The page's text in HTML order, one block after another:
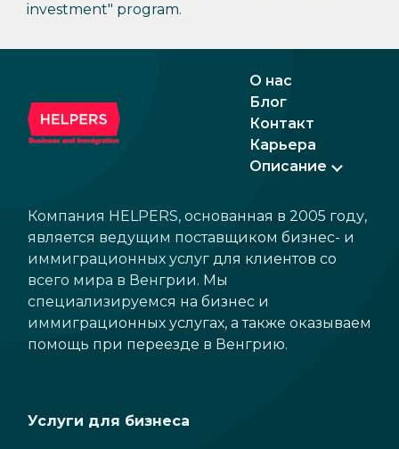
investment" program.
О нас
Блог
Контакт
Карьера
Описание
Компания HELPERS, основанная в 2005 году,
является ведущим поставщиком бизнес- и
иммиграционных услуг для клиентов со
всего мира в Венгрии. Мы
специализируемся на бизнес и
иммиграционных услугах, а также оказываем
помощь при переезде в Венгрию.
Услуги для бизнеса